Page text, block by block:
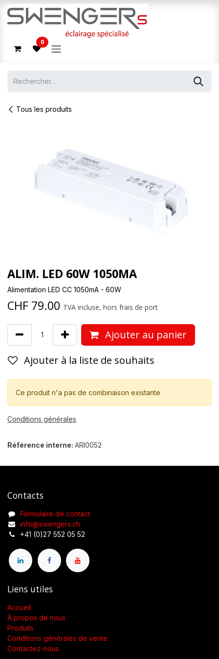
Se rendre au contenu
0
Tous les produits
ALIM. LED 60W 1050MA
Alimentation LED CC 1050mA - 60W
CHF 79.00 TVA incluse, hors frais de port
Ajouter au panier
Ajouter à la liste de souhaits
Ce produit n'a pas de combinaison existante
Conditions générales
Référence interne: ARI0052
Contacts
Formulaire de contact
info@swengers.ch
+41 (0)27 552 05 52
Liens utiles
Accueil
À propos de nous
Produits
Conditions générales de vente
Contactez-nous